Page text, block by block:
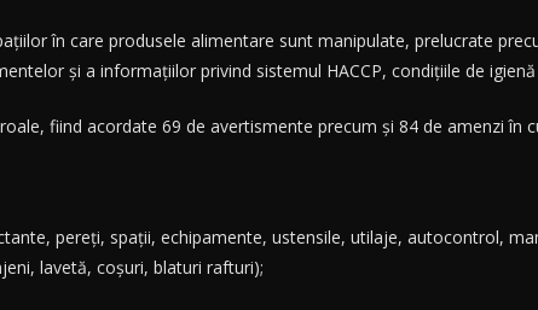
în care produsele alimentare sunt manipulate, prelucrate
și a informațiilor privind sistemul HACCP, condițiile de
fiind acordate 69 de avertismente precum și 84 de amenzi în
pereți, spații, echipamente, ustensile, utilaje, autocontrol,
lavetă, coșuri, blaturi rafturi);